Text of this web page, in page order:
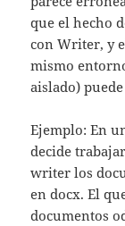
que el hecho
con Writer, y
mismo
aislado)
Ejemplo: En
decide
writer los
en docx. El
documentos